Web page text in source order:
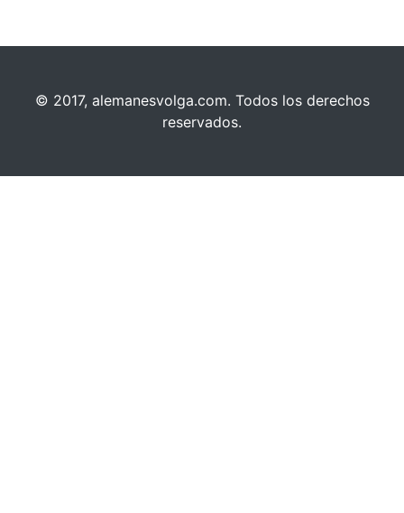
© 2017, alemanesvolga.com. Todos los derechos
reservados.